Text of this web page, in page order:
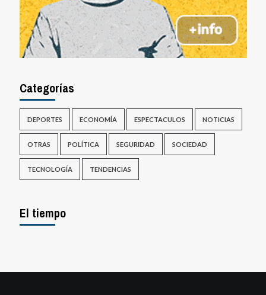
Categorías
DEPORTES ECONOMÍA ESPECTACULOS NOTICIAS
OTRAS POLÍTICA SEGURIDAD SOCIEDAD
TECNOLOGÍA TENDENCIAS
El tiempo